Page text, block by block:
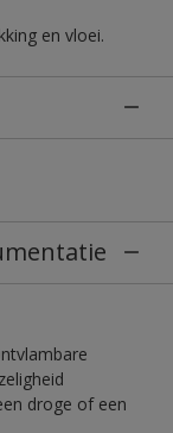
en vloei.
droge of een